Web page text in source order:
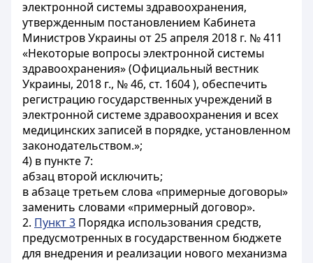
электронной системы здравоохранения,
утвержденным постановлением Кабинета
Министров Украины от 25 апреля 2018 г. № 411
«Некоторые вопросы электронной системы
здравоохранения» (Официальный вестник
Украины, 2018 г., № 46, ст. 1604 ), обеспечить
регистрацию государственных учреждений в
электронной системе здравоохранения и всех
медицинских записей в порядке, установленном
законодательством.»;
4) в пункте 7:
абзац второй исключить;
в абзаце третьем слова «примерные договоры»
заменить словами «примерный договор».
2. Пункт 3 Порядка использования средств,
предусмотренных в государственном бюджете
для внедрения и реализации нового механизма